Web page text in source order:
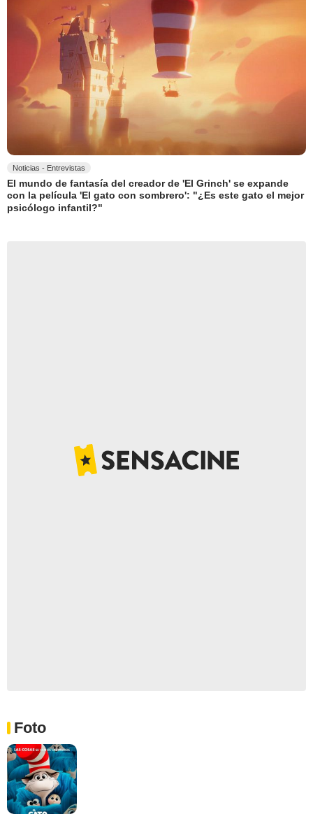
Noticias - Entrevistas
El mundo de fantasía del creador de 'El Grinch' se expande
con la película 'El gato con sombrero': "¿Es este gato el mejor
psicólogo infantil?"
Foto